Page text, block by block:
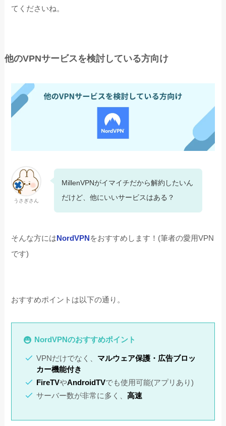
てくださいね。
他のVPNサービスを検討している方向け
うさぎさん
MillenVPNがイマイチだから解約したいん
だけど、他にいいサービスはある？
そんな方にはNordVPNをおすすめします！(筆者の愛用VPN
です)
おすすめポイントは以下の通り。
NordVPNのおすすめポイント
VPNだけでなく、 マルウェア保護・広告ブロッ
カー機能付き
FireTVやAndroidTVでも使用可能(アプリあり)
サーバー数が非常に多く、高速